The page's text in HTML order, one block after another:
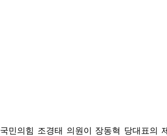
국민의힘 조경태 의원이 장동혁 당대표의